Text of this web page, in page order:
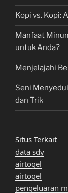
Kopi vs. Kopi:
Manfaat
untuk Anda?
Menjelajahi
Seni
dan Trik
Situs Terkait
data sdy
airtogel
airtogel
pengeluaran